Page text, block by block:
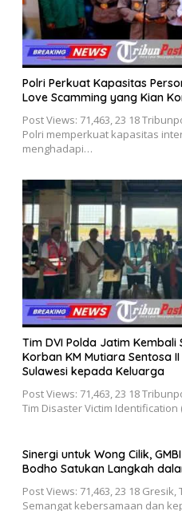
Polri Perkuat Kapasitas
Love Scamming yang Kian
Post Views: 71,463, 23 18
Polri memperkuat kapasitas
menghadapi…
Tim DVI Polda Jatim Kembali
Korban KM Mutiara Sentosa
Sulawesi kepada Keluarga
Post Views: 71,463, 23 18
Tim Disaster Victim Identification
Sinergi untuk Wong Cilik,
Bodho Satukan Langkah
Post Views: 71,463, 23 18
Semangat kebersamaan dan